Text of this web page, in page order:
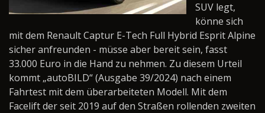
SUV legt,
könne sich
mit dem Renault Captur E-Tech Full Hybrid Esprit Alpine
sicher anfreunden - müsse aber bereit sein, fasst
33.000 Euro in die Hand zu nehmen. Zu diesem Urteil
kommt „autoBILD“ (Ausgabe 39/2024) nach einem
Fahrtest mit dem überarbeiteten Modell. Mit dem
Facelift der seit 2019 auf den Straßen rollenden zweiten